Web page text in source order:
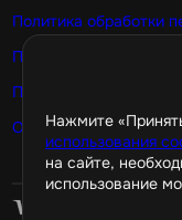
Нажмите
использования
на сайте,
использование
Политика обработки
Публичная оферта
Политика
Оптовые покупки